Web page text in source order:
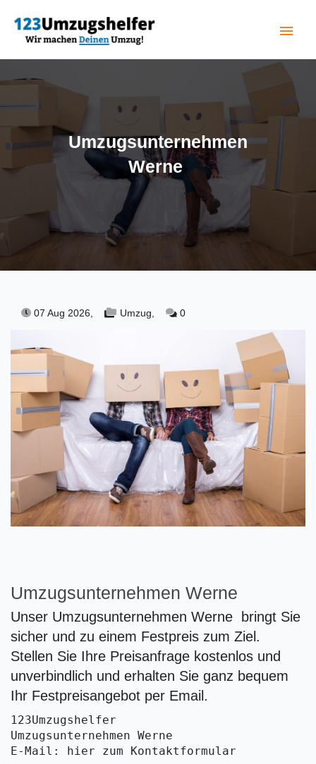
menu
Umzugsunternehmen
Werne
07 Aug 2026, Umzug, 0
Umzugsunternehmen Werne
Unser Umzugsunternehmen Werne bringt Sie
sicher und zu einem Festpreis zum Ziel.
Stellen Sie Ihre Preisanfrage kostenlos und
unverbindlich und erhalten Sie ganz bequem
Ihr Festpreisangebot per Email.
123Umzugshelfer
Umzugsunternehmen Werne
E-Mail: hier zum Kontaktformular